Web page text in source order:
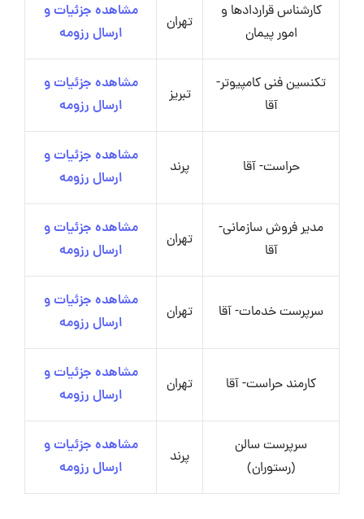
کارشناس قراردادها و
امور پیمان
تهران
مشاهده جزئیات و
ارسال رزومه
تکنسین فنی کامپیوتر-
آقا
تبریز
مشاهده جزئیات و
ارسال رزومه
حراست- آقا پرند
مشاهده جزئیات و
ارسال رزومه
مدیر فروش سازمانی-
آقا
تهران
مشاهده جزئیات و
ارسال رزومه
سرپرست خدمات- آقا تهران
مشاهده جزئیات و
ارسال رزومه
کارمند حراست- آقا تهران
مشاهده جزئیات و
ارسال رزومه
سرپرست سالن
(رستوران)
پرند
مشاهده جزئیات و
ارسال رزومه